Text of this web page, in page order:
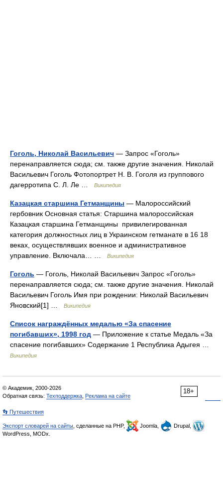
Гоголь, Николай Васильевич — Запрос «Гоголь»
перенаправляется сюда; см. также другие значения. Николай
Васильевич Гоголь Фотопортрет Н. В. Гоголя из группового
дагерротипа С. Л. Ле …
Википедия
Казацкая старшина Гетманщины — Малороссийский
гербовник Основная статья: Старшина малороссийская
Казацкая старшина Гетманщины привилегированная
категория должностных лиц в Украинском гетманате в 16 18
веках, осуществлявших военное и административное
управление. Включала… …
Википедия
Гоголь — Гоголь, Николай Васильевич Запрос «Гоголь»
перенаправляется сюда; см. также другие значения. Николай
Васильевич Гоголь Имя при рождении: Николай Васильевич
Яновский[1] …
Википедия
Список награждённых медалью «За спасение
погибавших», 1998 год — Приложение к статье Медаль «За
спасение погибавших» Содержание 1 Республика Адыгея …
Википедия
18+
© Академик, 2000-2026
Обратная связь: Техподдержка Реклама на сайте
👣 Путешествия
Экспорт словарей на сайты , сделанные на PHP, Joomla,
Drupal,
WordPress, MODx.